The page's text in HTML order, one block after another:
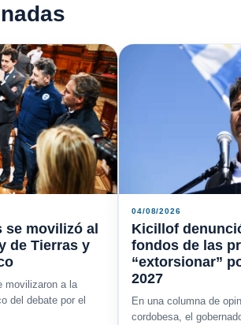
se movilizó al
de Tierras y
movilizaron a la
del debate por el
04/08/2026
Kicillof
fondos de las
“extorsionar”
2027
En una columna de
cordobesa, el